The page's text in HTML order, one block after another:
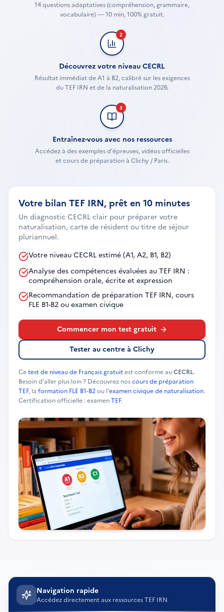
14 questions adaptatives (compréhension, grammaire,
vocabulaire) — 10 min, 100% gratuit.
2
Découvrez votre niveau CECRL
Résultat immédiat de A1 à B2, calibré sur les exigences
du TEF IRN et de la naturalisation 2026.
3
Entraînez-vous avec nos ressources
Accédez à des exemples d'épreuves, vidéos officielles
et cours de préparation à Clichy / Paris.
Votre bilan TEF IRN, prêt en 10 minutes
Un diagnostic CECRL clair pour préparer votre
naturalisation, carte de résident ou titre de séjour
pluriannuel.
Votre niveau CECRL estimé (A1, A2, B1, B2)
Analyse des compétences évaluées au TEF IRN :
compréhension orale, écrite et expression
Recommandation de préparation TEF IRN, cours
FLE B1-B2 ou examen civique
Commencer mon test gratuit
Tester au centre à Clichy
Cetest de niveau de Français gratuitest conforme auCECRL.
Besoin d'aller plus loin ? Découvrez noscours de préparation
TEF, la formation FLE B1-B2ou l'examen civique de naturalisation.
Certification officielle : examenTEF.
Navigation rapide
Accédez directement aux ressources TEF IRN